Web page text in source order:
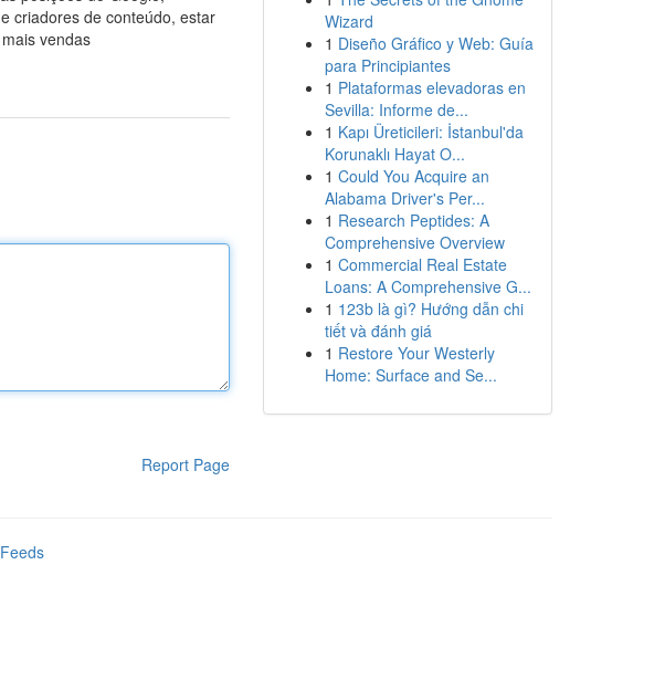
criadores de conteúdo, estar
vendas
Report Page
Wizard
1 Diseño Gráfico y Web: Guía
para Principiantes
1 Plataformas elevadoras en
Sevilla: Informe de...
1 Kapı Üreticileri: İstanbul'da
Korunaklı Hayat O...
1 Could You Acquire an
Alabama Driver's Per...
1 Research Peptides: A
Comprehensive Overview
1 Commercial Real Estate
Loans: A Comprehensive G...
1 123b là gì? Hướng dẫn chi
tiết và đánh giá
1 Restore Your Westerly
Home: Surface and Se...